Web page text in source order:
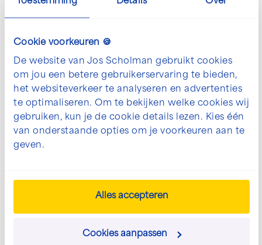
Cookie voorkeuren 🍪
De website van Jos Scholman gebruikt cookies
om jou een betere gebruikerservaring te bieden,
het websiteverkeer te analyseren en advertenties
te optimaliseren. Om te bekijken welke cookies wij
gebruiken, kun je de cookie details lezen. Kies één
van onderstaande opties om je voorkeuren aan te
geven.
Alles accepteren
Cookies aanpassen
project bespreken?